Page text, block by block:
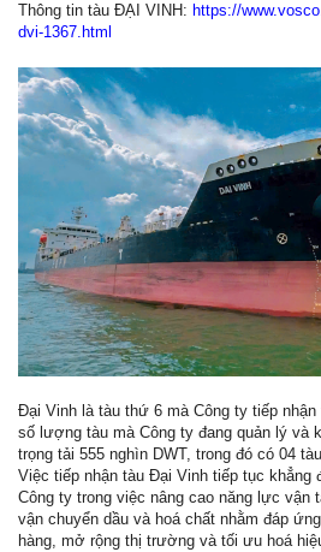
Thông tin tàu ĐẠI VINH: https://
dvi-1367.html
Đại Vinh là tàu thứ 6 mà Công ty tiếp
số lượng tàu mà Công ty đang quản lý và
trọng tải 555 nghìn DWT, trong đó có 04
Việc tiếp nhận tàu Đại Vinh tiếp tục khẳng
Công ty trong việc nâng cao năng lực vận
vận chuyển dầu và hoá chất nhằm đáp
hàng, mở rộng thị trường và tối ưu hoá